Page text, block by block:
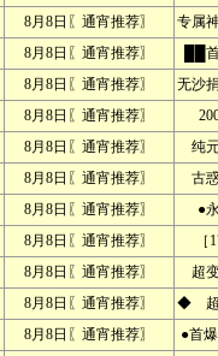
8月8日〖通宵推荐〗
专属
8月8日〖通宵推荐〗
██
8月8日〖通宵推荐〗
无沙
8月8日〖通宵推荐〗
8月8日〖通宵推荐〗
纯
8月8日〖通宵推荐〗
古
8月8日〖通宵推荐〗
●
8月8日〖通宵推荐〗
8月8日〖通宵推荐〗
超
8月8日〖通宵推荐〗
◆ 超
8月8日〖通宵推荐〗
●首